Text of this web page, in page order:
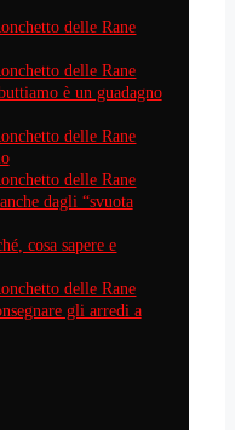
delle Rane
delle Rane
è un guadagno
delle Rane
delle Rane
dagli “svuota
cosa sapere e
delle Rane
gli arredi a